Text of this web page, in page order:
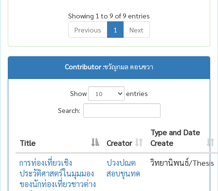
Showing 1 to 9 of 9 entries
Previous
1 Next
Contributor :ขวัญกมล ดอนขวา
Show
entries
Search:
Title Creator
Type and Date
Create
การท่องเที่ยวเชิง
ประวัติศาสตร์ในมุมมอง
ของนักท่องเที่ยวชาวต่าง
ปวงปณต
สอบขุนทด
วิทยานิพนธ์/Thesis